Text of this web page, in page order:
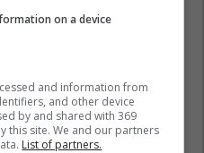
on a device
and information from
and other device
by and shared with 369
this site. We and our partners
List of partners.